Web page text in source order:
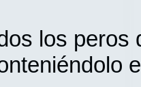
los peros